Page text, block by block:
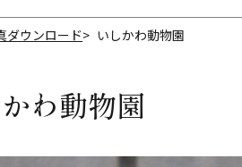
ダウンロード いしかわ動物園
わ動物園